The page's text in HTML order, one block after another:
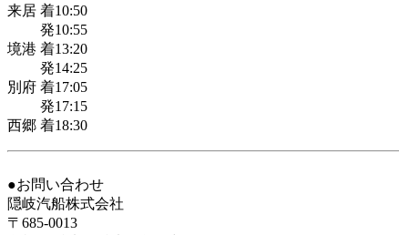
来居 着10:50
発10:55
境港 着13:20
発14:25
別府 着17:05
発17:15
西郷 着18:30
●お問い合わせ
隠岐汽船株式会社
〒685-0013